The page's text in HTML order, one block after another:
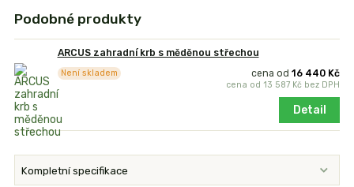
Podobné produkty
ARCUS zahradní krb s měděnou střechou
cena od16 440 Kč
cena od13 587 Kč bez DPH
Není skladem
Detail
Kompletní specifikace